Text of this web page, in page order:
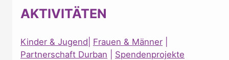
AKTIVITÄTEN
Kinder & Jugend Frauen & Männer
Partnerschaft Durban
Spendenprojekte